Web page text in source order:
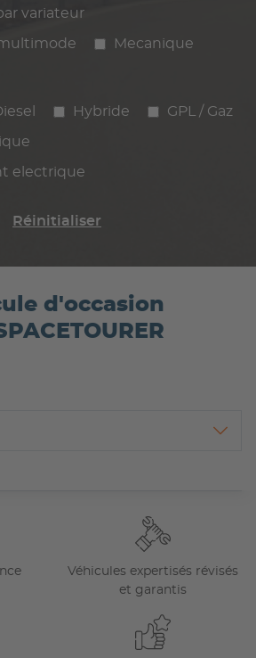
variateur
Mecanique
Hybride GPL / Gaz
electrique
Réinitialiser
d'occasion
Véhicules expertisés révisés
et garantis